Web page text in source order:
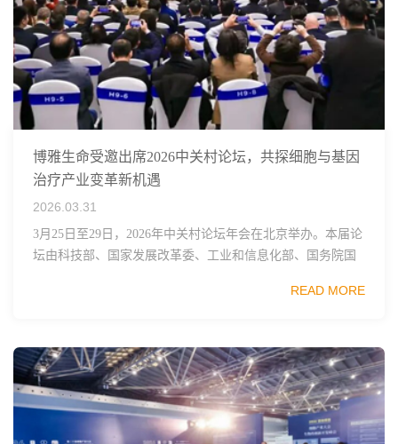
博雅生命受邀出席2026中关村论坛，共探细胞与基因
治疗产业变革新机遇
2026.03.31
3月25日至29日，2026年中关村论坛年会在北京举办。本届论
坛由科技部、国家发展改革委、工业和信息化部、国务院国
READ MORE